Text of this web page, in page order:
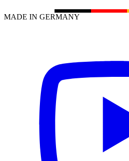
MADE IN GERMANY